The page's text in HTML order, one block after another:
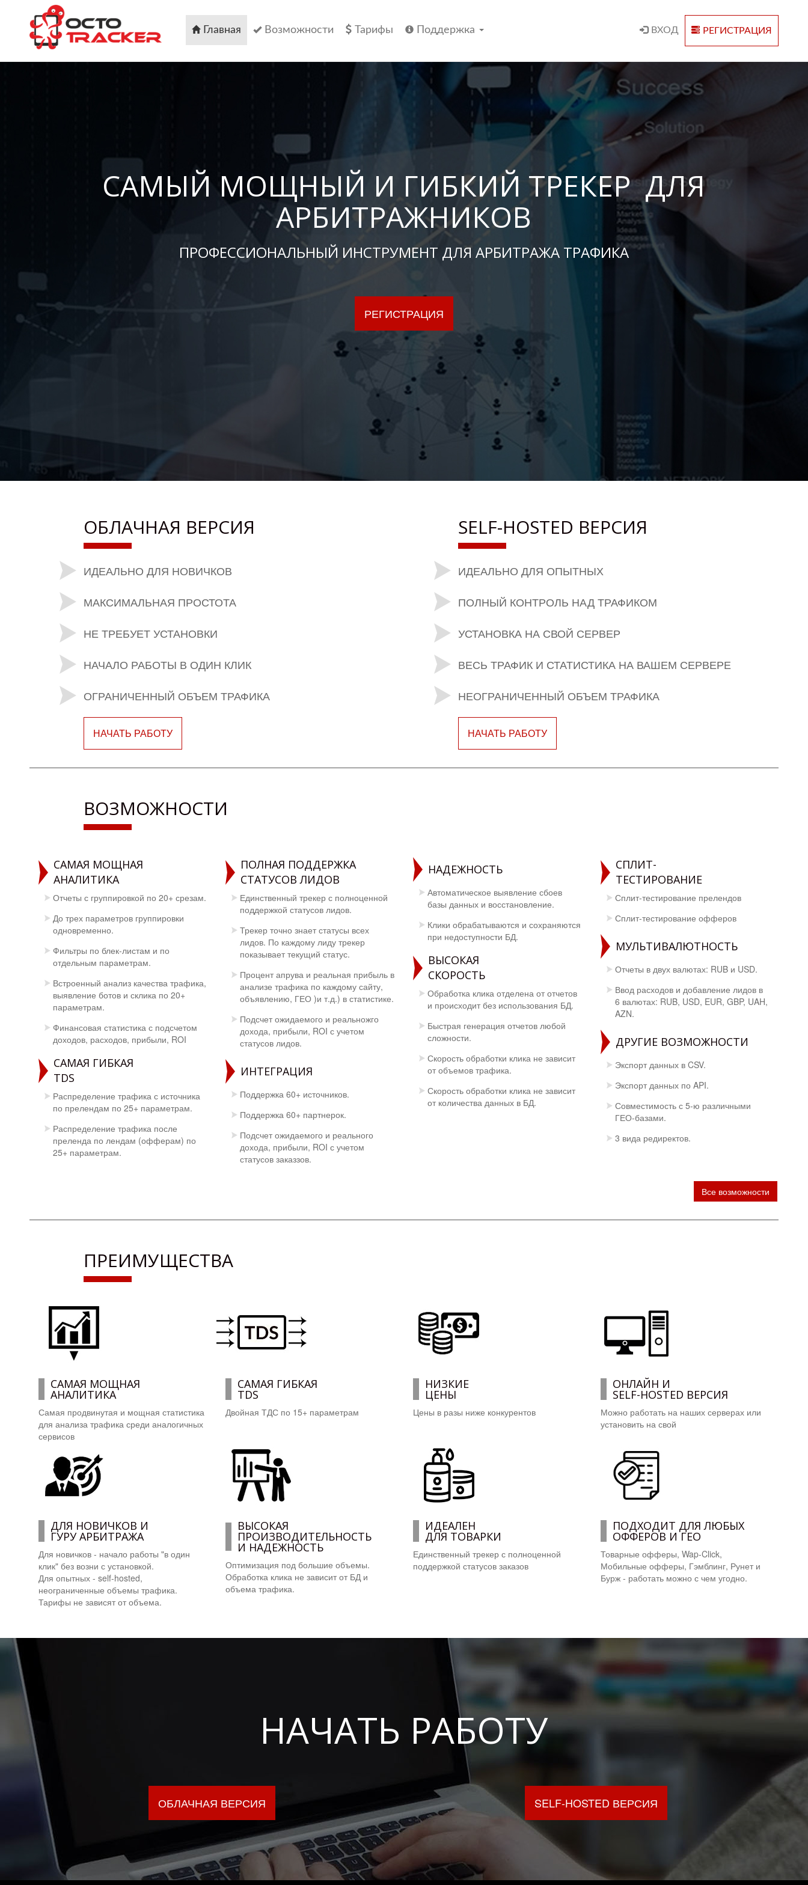
основному
содержанию
Главная Возможности Тарифы Поддержка ВХОД РЕГИСТРАЦИЯ
САМЫЙ МОЩНЫЙ И ГИБКИЙ ТРЕКЕР ДЛЯ
АРБИТРАЖНИКОВ
ПРОФЕССИОНАЛЬНЫЙ ИНСТРУМЕНТ ДЛЯ АРБИТРАЖА ТРАФИКА
РЕГИСТРАЦИЯ
ОБЛАЧНАЯ ВЕРСИЯ
ИДЕАЛЬНО ДЛЯ НОВИЧКОВ
МАКСИМАЛЬНАЯ ПРОСТОТА
НЕ ТРЕБУЕТ УСТАНОВКИ
НАЧАЛО РАБОТЫ В ОДИН КЛИК
ОГРАНИЧЕННЫЙ ОБЪЕМ ТРАФИКА
НАЧАТЬ РАБОТУ
SELF-HOSTED ВЕРСИЯ
ИДЕАЛЬНО ДЛЯ ОПЫТНЫХ
ПОЛНЫЙ КОНТРОЛЬ НАД ТРАФИКОМ
УСТАНОВКА НА СВОЙ СЕРВЕР
ВЕСЬ ТРАФИК И СТАТИСТИКА НА ВАШЕМ СЕРВЕРЕ
НЕОГРАНИЧЕННЫЙ ОБЪЕМ ТРАФИКА
НАЧАТЬ РАБОТУ
ВОЗМОЖНОСТИ
САМАЯ МОЩНАЯ
АНАЛИТИКА
Отчеты с группировкой по 20+ срезам.
До трех параметров группировки
одновременно.
Фильтры по блек-листам и по
отдельным параметрам.
Встроенный анализ качества трафика,
выявление ботов и склика по 20+
параметрам.
Финансовая статистика с подсчетом
доходов, расходов, прибыли, ROI
САМАЯ ГИБКАЯ
TDS
Распределение трафика с источника
по прелендам по 25+ параметрам.
Распределение трафика после
преленда по лендам (офферам) по
25+ параметрам.
ПОЛНАЯ ПОДДЕРЖКА
СТАТУСОВ ЛИДОВ
Единственный трекер с полноценной
поддержкой статусов лидов.
Трекер точно знает статусы всех
лидов. По каждому лиду трекер
показывает текущий статус.
Процент апрува и реальная прибыль в
анализе трафика по каждому сайту,
объявлению, ГЕО )и т.д.) в статистике.
Подсчет ожидаемого и реальножго
дохода, прибыли, ROI с учетом
статусов лидов.
ИНТЕГРАЦИЯ
Поддержка 60+ источников.
Поддержка 60+ партнерок.
Подсчет ожидаемого и реального
дохода, прибыли, ROI с учетом
статусов заказзов.
НАДЕЖНОСТЬ
Автоматическое выявление сбоев
базы данных и восстановление.
Клики обрабатываются и сохраняются
при недоступности БД.
ВЫСОКАЯ
СКОРОСТЬ
Обработка клика отделена от отчетов
и происходит без использования БД.
Быстрая генерация отчетов любой
сложности.
Скорость обработки клика не зависит
от объемов трафика.
Скорость обработки клика не зависит
от количества данных в БД.
СПЛИТ-
ТЕСТИРОВАНИЕ
Сплит-тестирование прелендов
Сплит-тестирование офферов
МУЛЬТИВАЛЮТНОСТЬ
Отчеты в двух валютах: RUB и USD.
Ввод расходов и добавление лидов в
6 валютах: RUB, USD, EUR, GBP, UAH,
AZN.
ДРУГИЕ ВОЗМОЖНОСТИ
Экспорт данных в CSV.
Экспорт данных по API.
Совместимость с 5-ю различными
ГЕО-базами.
3 вида редиректов.
Все возможности
ПРЕИМУЩЕСТВА
САМАЯ МОЩНАЯ
АНАЛИТИКА
Самая продвинутая и мощная статистика
для анализа трафика среди аналогичных
сервисов
САМАЯ ГИБКАЯ
TDS
Двойная ТДС по 15+ параметрам
НИЗКИЕ
ЦЕНЫ
Цены в разы ниже конкурентов
ОНЛАЙН И
SELF-HOSTED ВЕРСИЯ
Можно работать на наших серверах или
установить на свой
ДЛЯ НОВИЧКОВ И
ГУРУ АРБИТРАЖА
Для новичков - начало работы "в один
клик" без возни с установкой.
Для опытных - self-hosted,
неограниченные объемы трафика.
Тарифы не зависят от объема.
ВЫСОКАЯ
ПРОИЗВОДИТЕЛЬНОСТЬ
И НАДЕЖНОСТЬ
Оптимизация под большие объемы.
Обработка клика не зависит от БД и
объема трафика.
ИДЕАЛЕН
ДЛЯ ТОВАРКИ
Единственный трекер с полноценной
поддержкой статусов заказов
ПОДХОДИТ ДЛЯ ЛЮБЫХ
ОФФЕРОВ И ГЕО
Товарные офферы, Wap-Click,
Мобильные офферы, Гэмблинг, Рунет и
Бурж - работать можно с чем угодно.
НАЧАТЬ РАБОТУ
ОБЛАЧНАЯ ВЕРСИЯ SELF-HOSTED ВЕРСИЯ